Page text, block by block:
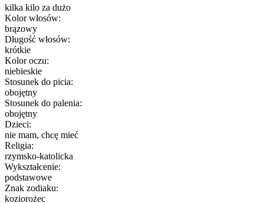
kilka kilo za dużo
Kolor włosów:
brązowy
Długość włosów:
krótkie
Kolor oczu:
niebieskie
Stosunek do picia:
obojętny
Stosunek do palenia:
obojętny
Dzieci:
nie mam, chcę mieć
Religia:
rzymsko-katolicka
Wykształcenie:
podstawowe
Znak zodiaku:
koziorożec